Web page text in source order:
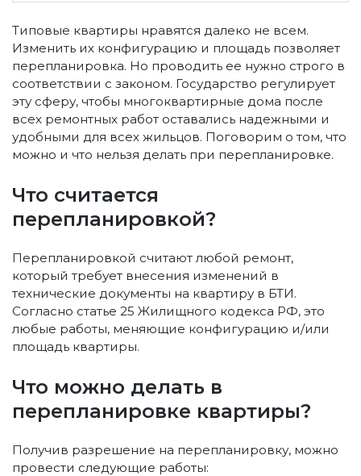
Типовые квартиры нравятся далеко не всем.
Изменить их конфигурацию и площадь позволяет
перепланировка. Но проводить ее нужно строго в
соответствии с законом. Государство регулирует
эту сферу, чтобы многоквартирные дома после
всех ремонтных работ оставались надежными и
удобными для всех жильцов. Поговорим о том, что
можно и что нельзя делать при перепланировке.
Что считается
перепланировкой?
Перепланировкой считают любой ремонт,
который требует внесения изменений в
технические документы на квартиру в БТИ.
Согласно статье 25 Жилищного кодекса РФ, это
любые работы, меняющие конфигурацию и/или
площадь квартиры.
Что можно делать в
перепланировке квартиры?
Получив разрешение на перепланировку, можно
провести следующие работы: